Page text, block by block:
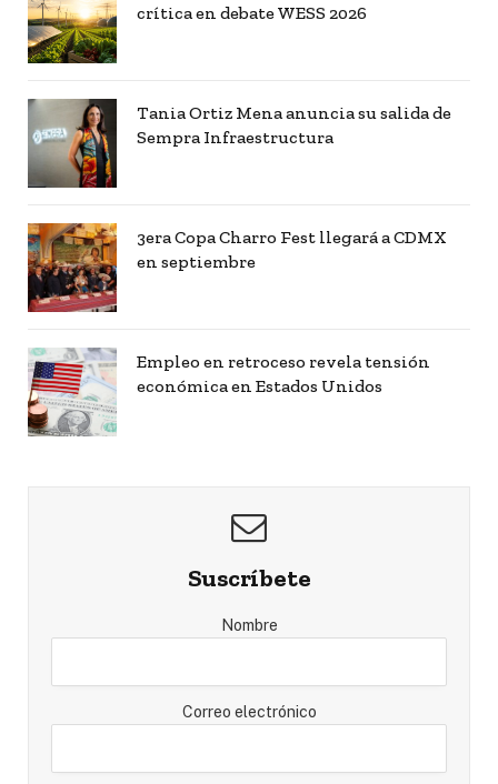
crítica en debate WESS 2026
Tania Ortiz Mena anuncia su salida de
Sempra Infraestructura
3era Copa Charro Fest llegará a CDMX
en septiembre
Empleo en retroceso revela tensión
económica en Estados Unidos
Suscríbete
Nombre
Correo electrónico